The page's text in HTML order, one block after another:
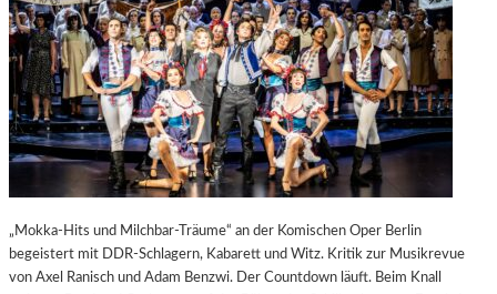
„Mokka-Hits und Milchbar-Träume“ an der Komischen Oper Berlin
begeistert mit DDR-Schlagern, Kabarett und Witz. Kritik zur Musikrevue
von Axel Ranisch und Adam Benzwi. Der Countdown läuft. Beim Knall